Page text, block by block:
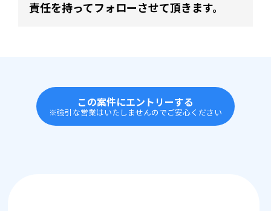
責任を持ってフォローさせて頂きます。
この案件にエントリーする
※強引な営業はいたしませんのでご安心ください